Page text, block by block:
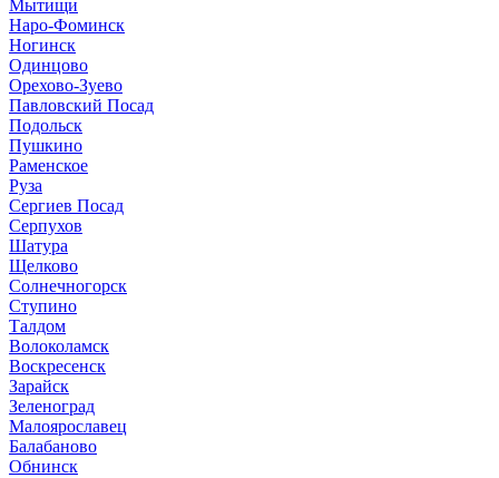
Мытищи
Наро-Фоминск
Ногинск
Одинцово
Орехово-Зуево
Павловский Посад
Подольск
Пушкино
Раменское
Руза
Сергиев Посад
Серпухов
Шатура
Щелково
Солнечногорск
Ступино
Талдом
Волоколамск
Воскресенск
Зарайск
Зеленоград
Малоярославец
Балабаново
Обнинск